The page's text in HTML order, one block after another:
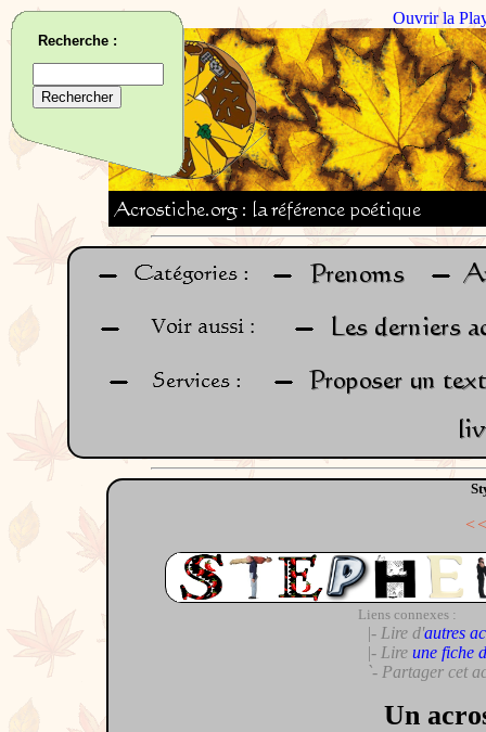
Ouvrir la
Liens connexes :
|- Lire d'autres
|- Lire une fiche
`- Partager cet
Un
Recherche :